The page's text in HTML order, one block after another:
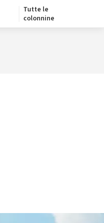
Tutte le
colonnine